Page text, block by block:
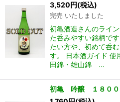
3,520円(税込)
完売 いたしました
初亀酒造さんのライ
た呑みやすい銘柄で
たい方や、初めて呑
す。 日本酒ガイド
田錦・雄山錦 …
初亀 吟醸 １８００